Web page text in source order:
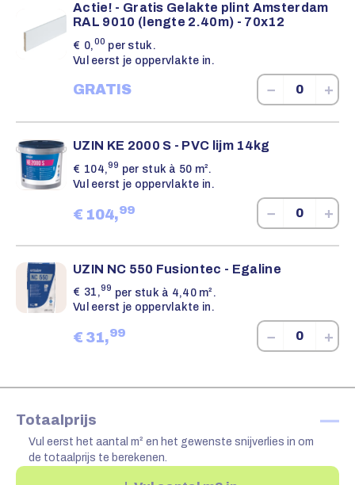
Actie! - Gratis Gelakte plint Amsterdam
RAL 9010 (lengte 2.40m) - 70x12
€ 0,00 per stuk.
Vul eerst je oppervlakte in.
GRATIS − +
UZIN KE 2000 S - PVC lijm 14kg
€ 104,99 per stuk à 50 m².
Vul eerst je oppervlakte in.
€ 104,99 − +
UZIN NC 550 Fusiontec - Egaline
€ 31,99 per stuk à 4,40 m².
Vul eerst je oppervlakte in.
€ 31,99 − +
Totaalprijs —
Vul eerst het aantal m² en het gewenste snijverlies in om
de totaalprijs te berekenen.